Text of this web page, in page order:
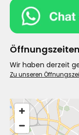
Öffnungszeiten
Wir haben derzeit
Zu unseren